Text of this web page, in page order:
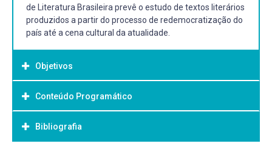
de Literatura Brasileira prevê o estudo de textos literários
produzidos a partir do processo de redemocratização do
país até a cena cultural da atualidade.
Objetivos
Objetivo Geral:
Propiciar ao aluno a leitura e discussão de textos
literários, produzidos a partir do processo de
Conteúdo Programático
a. Poéticas e contextos culturais pós-ditadura
95
Bibliografia